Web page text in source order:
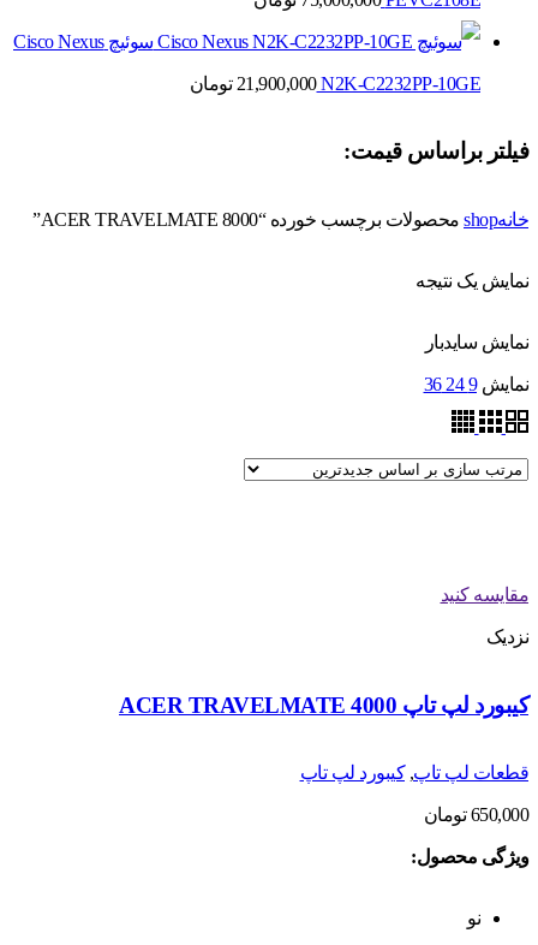
سوئیچ Cisco Nexus
N2K-C2232PP-10GE
21,900,000 تومان
فیلتر براساس قیمت:
خانهshop محصولات برچسب خورده “ACER TRAVELMATE 8000”
نمایش یک نتیجه
نمایش سایدبار
نمایش 9
24
36
مقایسه کنید
نزدیک
کیبورد لپ تاپ ACER TRAVELMATE 4000
قطعات لپ تاپ,کیبورد لپ تاپ
650,000 تومان
ویژگی محصول:
نو